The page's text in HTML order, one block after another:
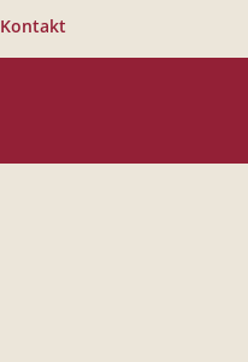
Kontakt